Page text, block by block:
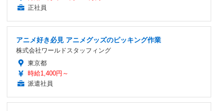
正社員
アニメ好き必見 アニメグッズのピッキング作業
株式会社ワールドスタッフィング
東京都
時給1,400円～
派遣社員